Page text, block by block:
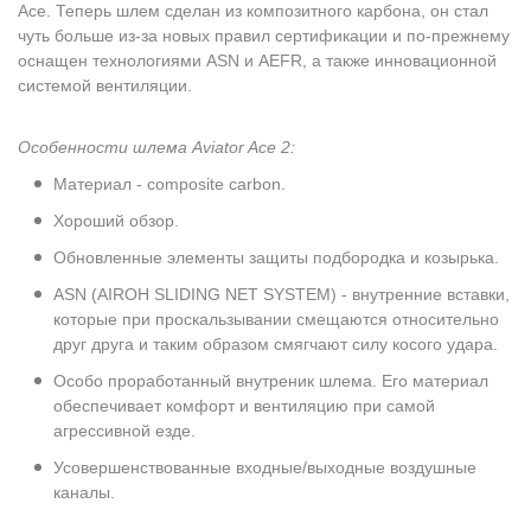
Ace. Теперь шлем сделан из композитного карбона, он стал
чуть больше из-за новых правил сертификации и по-прежнему
оснащен технологиями ASN и AEFR, а также инновационной
системой вентиляции.
Особенности шлема Aviator Ace 2:
Материал - composite carbon.
Хороший обзор.
Обновленные элементы защиты подбородка и козырька.
ASN (AIROH SLIDING NET SYSTEM) - внутренние вставки,
которые при проскальзывании смещаются относительно
друг друга и таким образом смягчают силу косого удара.
Особо проработанный внутреник шлема. Его материал
обеспечивает комфорт и вентиляцию при самой
агрессивной езде.
Усовершенствованные входные/выходные воздушные
каналы.